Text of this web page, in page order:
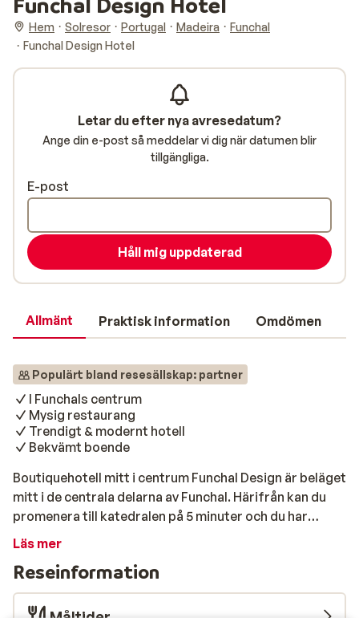
Hem Solresor Portugal Madeira
Funchal
Funchal Design Hotel
Allmänt Praktisk information Omdömen
Populärt bland resesällskap: partner
I Funchals centrum
Mysig restaurang
Trendigt & modernt hotell
Bekvämt boende
Boutiquehotell mitt i centrum Funchal Design är beläget
mitt i de centrala delarna av Funchal. Härifrån kan du
promenera till katedralen på 5 minuter och du har
trevliga butiker och restauranger inom räckhåll.
kommer du sova gott och kan koppla av efter en dag
med utflykter och intryck. Mat & dryck En god frukost
serveras varje morgon i hotellets restaurang. Du kan
Läs mer
Reseinformation
Letar du efter nya avresedatum?
Ange din e-post så meddelar vi dig när datumen blir
tillgängliga.
E-post
Håll mig uppdaterad